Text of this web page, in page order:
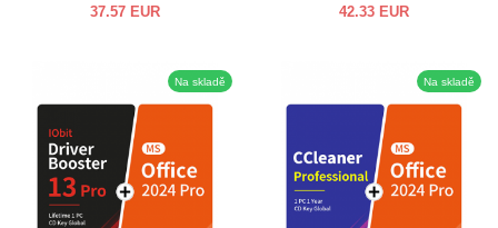
37.57 EUR
42.33 EUR
Na skladě Na skladě